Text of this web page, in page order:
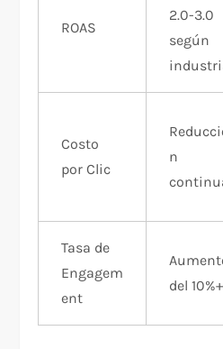
ROAS
2.0-3.0
según
Costo
por Clic
n
Tasa de
Engagem
ent
del 10%+